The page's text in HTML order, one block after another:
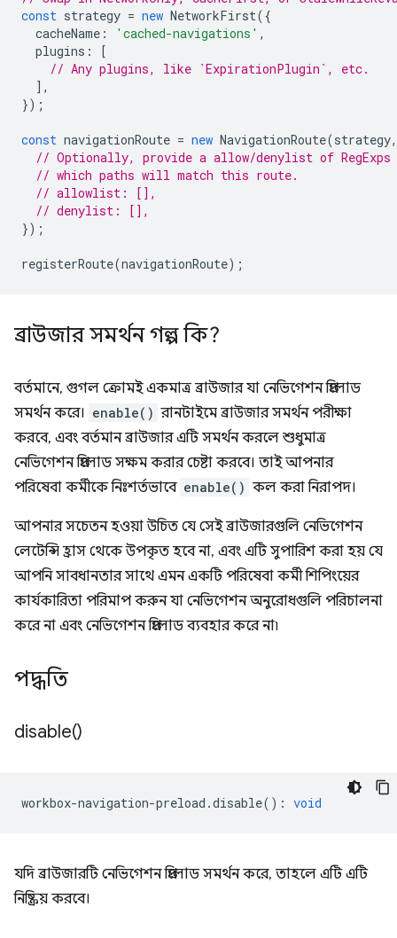
const strategy = new NetworkFirst({
cacheName : 'cached-navigations' ,
plugins :
[
// Any plugins, like `ExpirationPlugin`, etc.
],
});
const navigationRoute = new NavigationRoute(strategy,
// Optionally, provide a allow/denylist of RegExps
// which paths will match this route.
// allowlist: [],
// denylist: [],
});
registerRoute(navigationRoute);
ব্রাউজার সমর্থন গল্প কি?
বর্তমানে, গুগল ক্রোমই একমাত্র ব্রাউজার যা নেভিগেশন প্রিলোড
সমর্থন করে। enable() রানটাইমে ব্রাউজার সমর্থন পরীক্ষা
করবে, এবং বর্তমান ব্রাউজার এটি সমর্থন করলে শুধুমাত্র
নেভিগেশন প্রিলোড সক্ষম করার চেষ্টা করবে। তাই আপনার
পরিষেবা কর্মীকে নিঃশর্তভাবে enable() কল করা নিরাপদ।
আপনার সচেতন হওয়া উচিত যে সেই ব্রাউজারগুলি নেভিগেশন
লেটেন্সি হ্রাস থেকে উপকৃত হবে না, এবং এটি সুপারিশ করা হয় যে
আপনি সাবধানতার সাথে এমন একটি পরিষেবা কর্মী শিপিংয়ের
কার্যকারিতা পরিমাপ করুন যা নেভিগেশন অনুরোধগুলি পরিচালনা
করে না এবং নেভিগেশন প্রিলোড ব্যবহার করে না৷
পদ্ধতি
disable()
workbox-navigation-preload .disable() : void
যদি ব্রাউজারটি নেভিগেশন প্রিলোড সমর্থন করে, তাহলে এটি এটি
নিষ্ক্রিয় করবে।